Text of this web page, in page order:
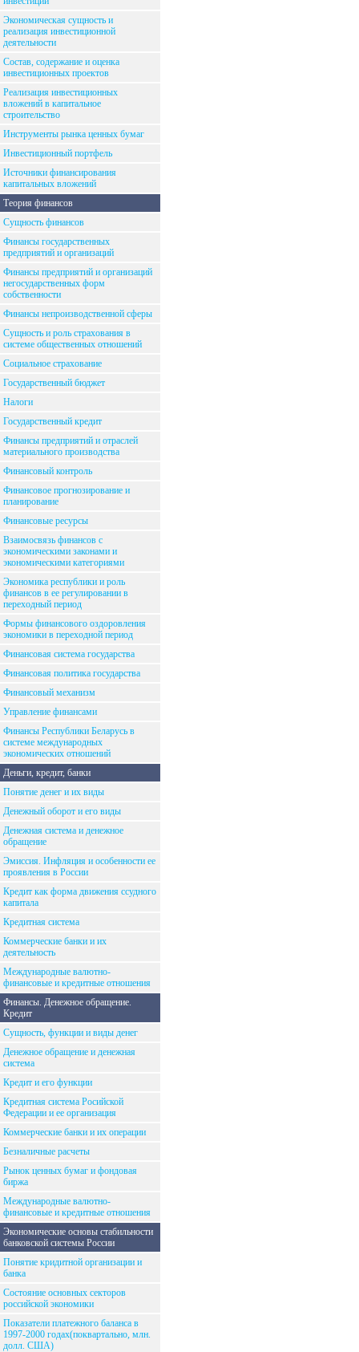
Экономическая сущность и
реализация инвестиционной
деятельности
Состав, содержание и оценка
инвестиционных проектов
Реализация инвестиционных
вложений в капитальное
строительство
Инструменты рынка ценных бумаг
Инвестиционный портфель
Источники финансирования
капитальных вложений
Теория финансов
Сущность финансов
Финансы государственных
предприятий и организаций
Финансы предприятий и организаций
негосударственных форм
собственности
Финансы непроизводственной сферы
Сущность и роль страхования в
системе общественных отношений
Социальное страхование
Государственный бюджет
Налоги
Государственный кредит
Финансы предприятий и отраслей
материального производства
Финансовый контроль
Финансовое прогнозирование и
планирование
Финансовые ресурсы
Взаимосвязь финансов с
экономическими законами и
экономическими категориями
Экономика республики и роль
финансов в ее регулировании в
переходный период
Формы финансового оздоровления
экономики в переходной период
Финансовая система государства
Финансовая политика государства
Финансовый механизм
Управление финансами
Финансы Республики Беларусь в
системе международных
экономических отношений
Деньги, кредит, банки
Понятие денег и их виды
Денежный оборот и его виды
Денежная система и денежное
обращение
Эмиссия. Инфляция и особенности ее
проявления в России
Кредит как форма движения ссудного
капитала
Кредитная система
Коммерческие банки и их
деятельность
Международные валютно-
финансовые и кредитные отношения
Финансы. Денежное обращение.
Кредит
Сущность, функции и виды денег
Денежное обращение и денежная
система
Кредит и его функции
Кредитная система Росийской
Федерации и ее организация
Коммерческие банки и их операции
Безналичные расчеты
Рынок ценных бумаг и фондовая
биржа
Международные валютно-
финансовые и кредитные отношения
Экономические основы стабильности
банковской системы России
Понятие кридитной организации и
банка
Состояние основных секторов
российской экономики
Показатели платежного баланса в
1997-2000 годах(поквартально, млн.
долл. США)